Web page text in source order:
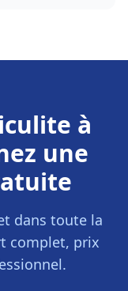
à
une
dans toute la
complet, prix